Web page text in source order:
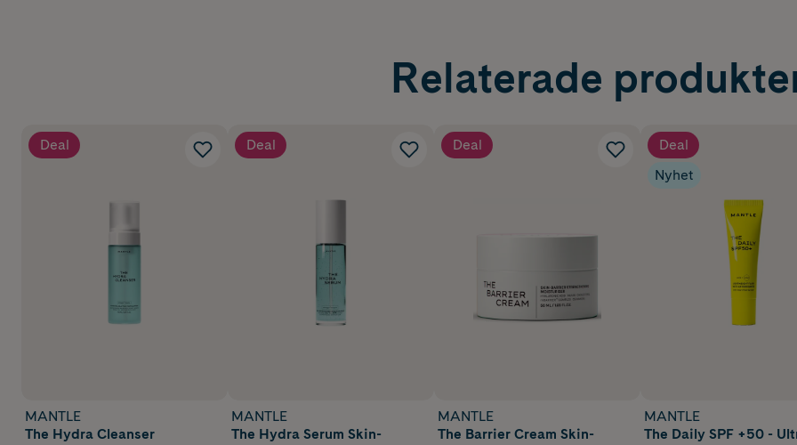
Relaterade
Deal
MANTLE
The Hydra Cleanser
Deal
MANTLE
The Hydra Serum Skin-
Deal
MANTLE
The Barrier Cream Skin-
Deal
Nyhet
MANTLE
The Daily SPF +50 -